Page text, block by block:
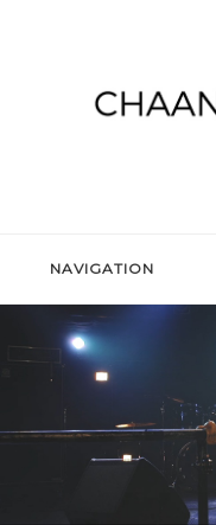
NAVIGATION